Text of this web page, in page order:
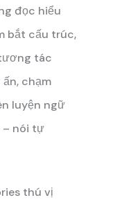
đọc hiểu
bắt cấu trúc,
tác
chạm
luyện ngữ
– nói tự
thú vị